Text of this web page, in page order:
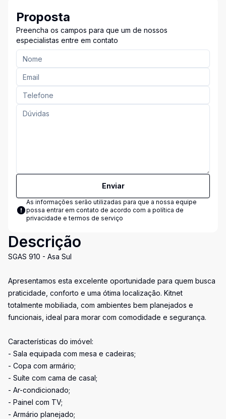
Proposta
Preencha os campos para que um de nossos
especialistas entre em contato
Enviar
As informações serão utilizadas para que a nossa equipe
possa entrar em contato de acordo com a política de
privacidade e termos de serviço
Descrição
SGAS 910 - Asa Sul
Apresentamos esta excelente oportunidade para quem busca
praticidade, conforto e uma ótima localização. Kitnet
totalmente mobiliada, com ambientes bem planejados e
funcionais, ideal para morar com comodidade e segurança.
Características do imóvel:
- Sala equipada com mesa e cadeiras;
- Copa com armário;
- Suíte com cama de casal;
- Ar-condicionado;
- Painel com TV;
- Armário planejado;